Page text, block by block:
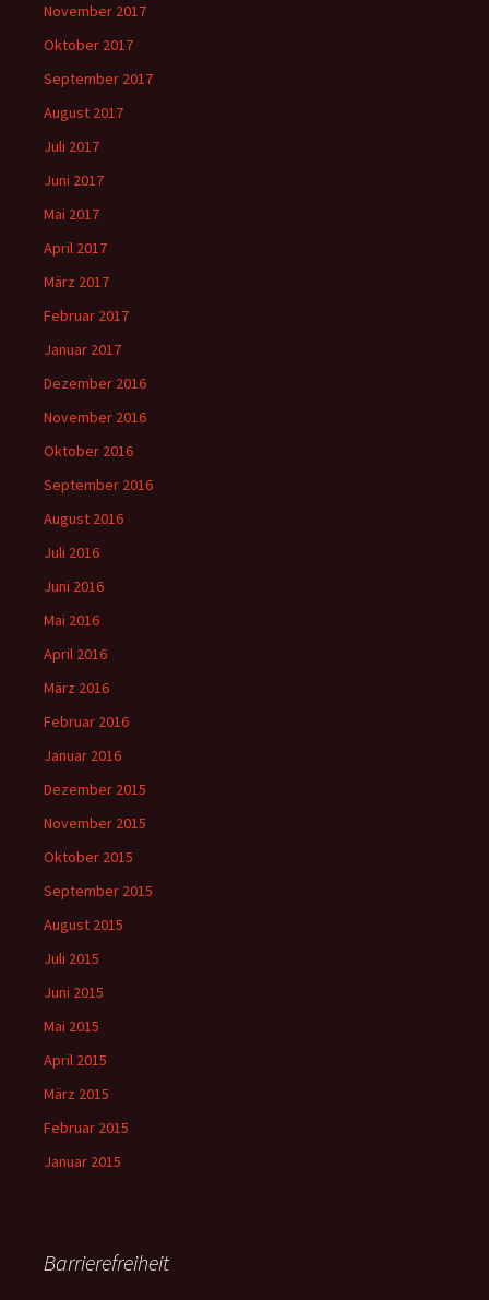
November 2017
Oktober 2017
September 2017
August 2017
Juli 2017
Juni 2017
Mai 2017
April 2017
März 2017
Februar 2017
Januar 2017
Dezember 2016
November 2016
Oktober 2016
September 2016
August 2016
Juli 2016
Juni 2016
Mai 2016
April 2016
März 2016
Februar 2016
Januar 2016
Dezember 2015
November 2015
Oktober 2015
September 2015
August 2015
Juli 2015
Juni 2015
Mai 2015
April 2015
März 2015
Februar 2015
Januar 2015
Barrierefreiheit